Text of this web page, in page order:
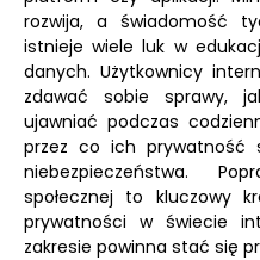
rozwija, a świadomość
istnieje wiele luk w
danych. Użytkownicy
zdawać sobie sprawy,
ujawniać podczas
przez co ich prywatność
niebezpieczeństwa.
społecznej to kluczowy
prywatności w świecie
zakresie powinna stać się